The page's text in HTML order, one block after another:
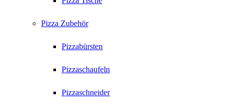
Pizza Zubehör
Pizzabürsten
Pizzaschaufeln
Pizzaschneider